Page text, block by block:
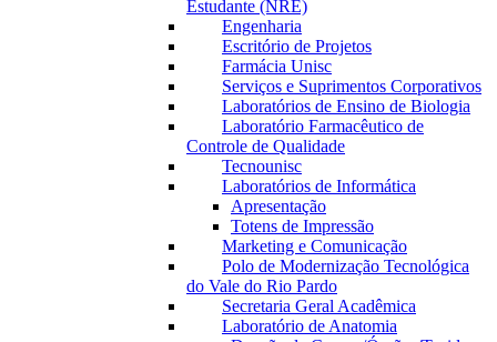
Estudante (NRE)
Engenharia
Escritório de Projetos
Farmácia Unisc
Serviços e Suprimentos Corporativos
Laboratórios de Ensino de Biologia
Laboratório Farmacêutico de
Controle de Qualidade
Tecnounisc
Laboratórios de Informática
Apresentação
Totens de Impressão
Marketing e Comunicação
Polo de Modernização Tecnológica
do Vale do Rio Pardo
Secretaria Geral Acadêmica
Laboratório de Anatomia